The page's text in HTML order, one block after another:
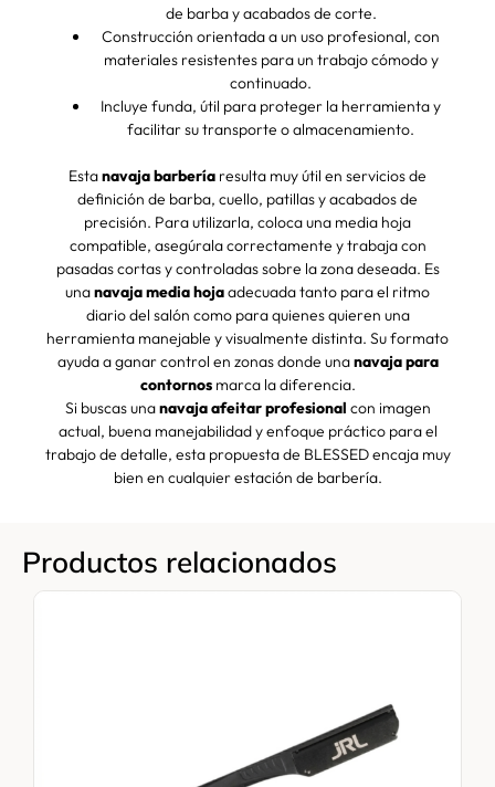
de barba y acabados de corte.
Construcción orientada a un uso profesional, con
materiales resistentes para un trabajo cómodo y
continuado.
Incluye funda, útil para proteger la herramienta y
facilitar su transporte o almacenamiento.
Estanavaja barbería resulta muy útil en servicios de
definición de barba, cuello, patillas y acabados de
precisión. Para utilizarla, coloca una media hoja
compatible, asegúrala correctamente y trabaja con
pasadas cortas y controladas sobre la zona deseada. Es
unanavaja media hojaadecuada tanto para el ritmo
diario del salón como para quienes quieren una
herramienta manejable y visualmente distinta. Su formato
ayuda a ganar control en zonas donde unanavaja para
contornosmarca la diferencia.
Si buscas unanavaja afeitar profesional con imagen
actual, buena manejabilidad y enfoque práctico para el
trabajo de detalle, esta propuesta de BLESSED encaja muy
bien en cualquier estación de barbería.
Productos relacionados